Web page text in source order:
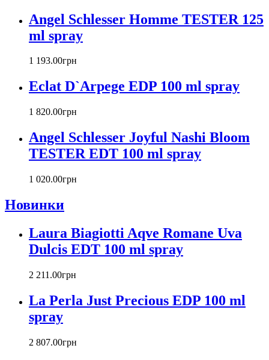
Bvlgari
Byblos
Byredo
Cacharel
Canali
Carla Fracci
Carlos Moya
Caron
Cartier
Chanel
Charriol
Chloe
Christian Audigier
Christian Dior
Christian Lacroix
Cindy Crawford
Clinique
Clive Christian
CnR Create
Comme Des Garcons
Angel Schlesser Homme TESTER 125
ml spray
1 193.00грн
Eclat D`Arpege EDP 100 ml spray
1 820.00грн
Angel Schlesser Joyful Nashi Bloom
TESTER EDT 100 ml spray
1 020.00грн
Новинки
Laura Biagiotti Aqve Romane Uva
Dulcis EDT 100 ml spray
2 211 .00грн
La Perla Just Precious EDP 100 ml
spray
2 807.00грн